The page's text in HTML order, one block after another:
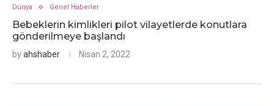
Dünya Genel Haberler
Bebeklerin kimlikleri pilot vilayetlerde konutlara
gönderilmeye başlandı
byahshaber Nisan 2, 2022